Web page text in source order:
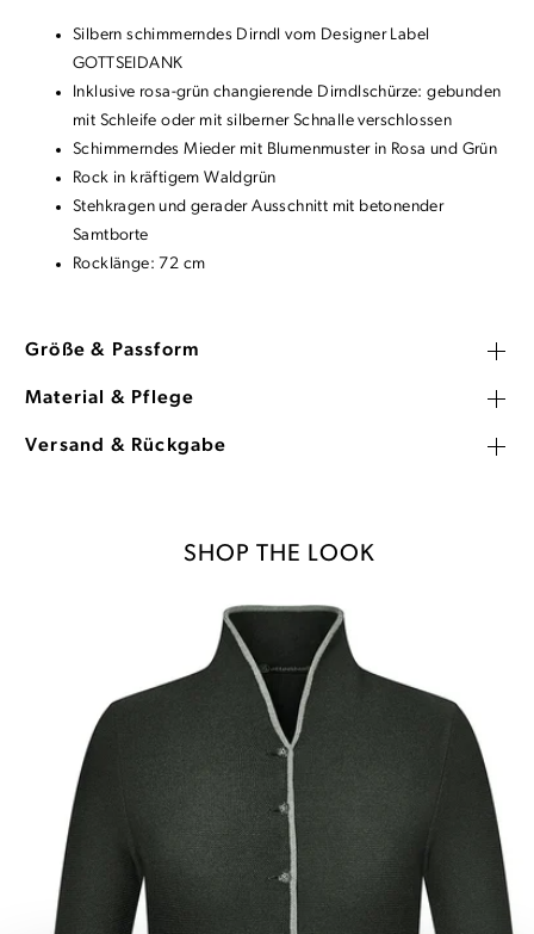
Silbern schimmerndes Dirndl vom Designer Label
GOTTSEIDANK
Inklusive rosa-grün changierende Dirndlschürze: gebunden
mit Schleife oder mit silberner Schnalle verschlossen
Schimmerndes Mieder mit Blumenmuster in Rosa und Grün
Rock in kräftigem Waldgrün
Stehkragen und gerader Ausschnitt mit betonender
Samtborte
Rocklänge: 72 cm
Größe & Passform
Material & Pflege
Versand & Rückgabe
SHOP THE LOOK